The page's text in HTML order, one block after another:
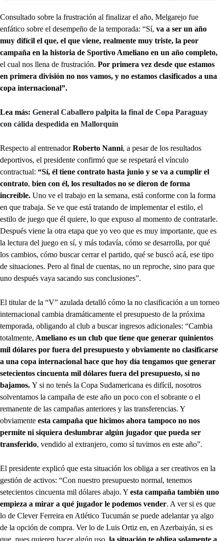
Consultado sobre la frustración al finalizar el año, Melgarejo fue
enfático sobre el desempeño de la temporada: “Sí, va a ser un año
muy difícil el que, el que viene, realmente muy triste, la peor
campaña en la historia de Sportivo Ameliano en un año completo,
el cual nos llena de frustración. Por primera vez desde que estamos
en primera división no nos vamos, y no estamos clasificados a una
copa internacional”.
Lea más: General Caballero palpita la final de Copa Paraguay
con cálida despedida en Mallorquín
Respecto al entrenadorRoberto Nanni, a pesar de los resultados
deportivos, el presidente confirmó que se respetará el vínculo
contractual: “Sí, él tiene contrato hasta junio y se va a cumplir el
contrato, bien con él, los resultados no se dieron de forma
increíble. Uno ve el trabajo en la semana, está conforme con la forma
en que trabaja. Se ve que está tratando de implementar el estilo, el
estilo de juego que él quiere, lo que expuso al momento de contratarle.
Después viene la otra etapa que yo veo que es muy importante, que es
la lectura del juego en sí, y más todavía, cómo se desarrolla, por qué
los cambios, cómo buscar cerrar el partido, qué se buscó acá, ese tipo
de situaciones. Pero al final de cuentas, no un reproche, sino para que
uno después vaya sacando sus conclusiones”.
El titular de la “V” azulada detalló cómo la no clasificación a un torneo
internacional cambia dramáticamente el presupuesto de la próxima
temporada, obligando al club a buscar ingresos adicionales: “Cambia
totalmente, Ameliano es un club que tiene que generar quinientos
mil dólares por fuera del presupuesto y obviamente no clasificarse
a una copa internacional hace que hoy día tengamos que generar
setecientos cincuenta mil dólares fuera del presupuesto, si no
bajamos. Y si no tenés la Copa Sudamericana es difícil, nosotros
solventamos la campaña de este año un poco con el sobrante o el
remanente de las campañas anteriores y las transferencias. Y
obviamente esta campaña que hicimos ahora tampoco no nos
permite ni siquiera deslumbrar algún jugador que pueda ser
transferido, vendido al extranjero, como sí tuvimos en este año”.
El presidente explicó que esta situación los obliga a ser creativos en la
gestión de activos: “Con nuestro presupuesto normal, tenemos
setecientos cincuenta mil dólares abajo. Y esta campaña también uno
empieza a mirar a qué jugador le podemos vender. A ver si es que
lo de Clever Ferreira en Atlético Tucumán se puede adelantar ya algo
de la opción de compra. Ver lo de Luis Ortiz en, en Azerbaiyán, si es